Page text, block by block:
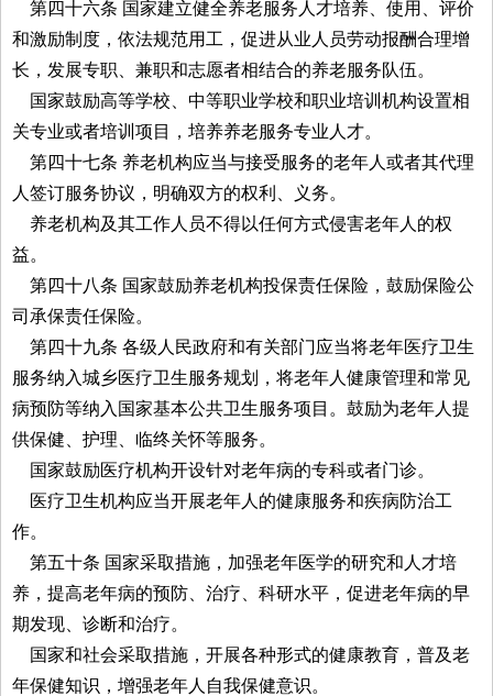
第四十六条 国家建立健全养老服务人才培养、使用、评价
和激励制度，依法规范用工，促进从业人员劳动报酬合理增
长，发展专职、兼职和志愿者相结合的养老服务队伍。
国家鼓励高等学校、中等职业学校和职业培训机构设置相
关专业或者培训项目，培养养老服务专业人才。
第四十七条 养老机构应当与接受服务的老年人或者其代理
人签订服务协议，明确双方的权利、义务。
养老机构及其工作人员不得以任何方式侵害老年人的权
益。
第四十八条 国家鼓励养老机构投保责任保险，鼓励保险公
司承保责任保险。
第四十九条 各级人民政府和有关部门应当将老年医疗卫生
服务纳入城乡医疗卫生服务规划，将老年人健康管理和常见
病预防等纳入国家基本公共卫生服务项目。鼓励为老年人提
供保健、护理、临终关怀等服务。
国家鼓励医疗机构开设针对老年病的专科或者门诊。
医疗卫生机构应当开展老年人的健康服务和疾病防治工
作。
第五十条 国家采取措施，加强老年医学的研究和人才培
养，提高老年病的预防、治疗、科研水平，促进老年病的早
期发现、诊断和治疗。
国家和社会采取措施，开展各种形式的健康教育，普及老
年保健知识，增强老年人自我保健意识。